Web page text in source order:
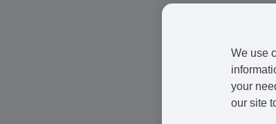
Kann mit
Einfach
Unser vertraulicher
We use
your
our site